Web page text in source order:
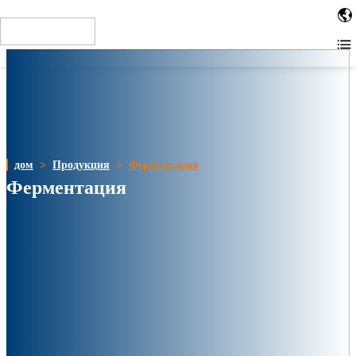
tags. Other installation methods
дом > Продукция > Ферментация
Ферментация